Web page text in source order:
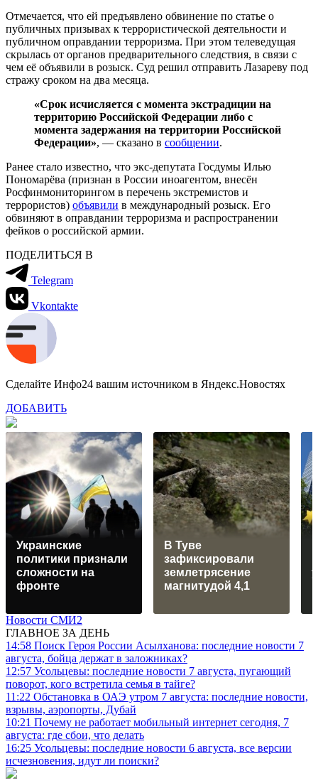
Отмечается, что ей предъявлено обвинение по статье о
публичных призывах к террористической деятельности и
публичном оправдании терроризма. При этом телеведущая
скрылась от органов предварительного следствия, в связи с
чем её объявили в розыск. Суд решил отправить Лазареву под
стражу сроком на два месяца.
«Срок исчисляется с момента экстрадиции на
территорию Российской Федерации либо с
момента задержания на территории Российской
Федерации», — сказано в сообщении.
Ранее стало известно, что экс-депутата Госдумы Илью
Пономарёва (признан в России иноагентом, внесён
Росфинмониторингом в перечень экстремистов и
террористов) объявили в международный розыск. Его
обвиняют в оправдании терроризма и распространении
фейков о российской армии.
ПОДЕЛИТЬСЯ В
Telegram
Vkontakte
Сделайте Инфо24 вашим источником в Яндекс.Новостях
ДОБАВИТЬ
Украинские
политики признали
сложности на
фронте
В Туве
зафиксировали
землетрясение
магнитудой 4,1
Новости СМИ2
ГЛАВНОЕ ЗА ДЕНЬ
14:58 Поиск Героя России Асылханова: последние новости 7
августа, бойца держат в заложниках?
12:57 Усольцевы: последние новости 7 августа, пугающий
поворот, кого встретила семья в тайге?
11:22 Обстановка в ОАЭ утром 7 августа: последние новости,
взрывы, аэропорты, Дубай
10:21 Почему не работает мобильный интернет сегодня, 7
августа: где сбои, что делать
16:25 Усольцевы: последние новости 6 августа, все версии
исчезновения, идут ли поиски?